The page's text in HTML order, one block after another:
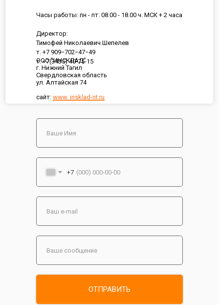
ООО "ИНСКЛАД"
г. Нижний Тагил
Свердловская область
ул. Алтайская 74
сайт: www. insklad-nt.ru
Часы работы: пн - пт: 08.00 - 18.00 ч. МСК + 2 часа
Директор:
Тимофей Николаевич Шепелев
т. +7 909−702−47−49
т. +7(3435) 40-75-15
+7
ОТПРАВИТЬ